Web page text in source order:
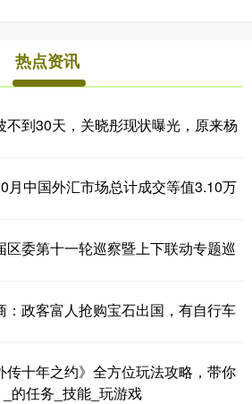
热点资讯
不到30天，关晓彤现状曝光，原来杨
月中国外汇市场总计成交等值3.10万
区委第十一轮巡察暨上下联动专题巡
：政客富人抢购宝石出国，有自行车
传十年之约》全方位玩法攻略，带你
的任务_技能_玩游戏